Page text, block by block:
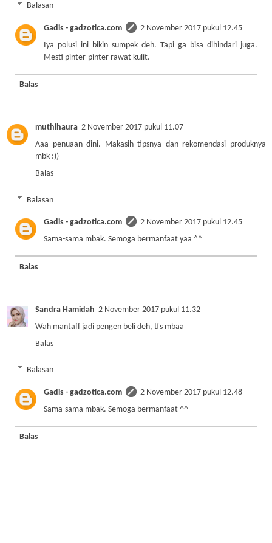
Balasan
Gadis - gadzotica.com
2 November 2017 pukul 12.45
Iya polusi ini bikin sumpek deh. Tapi ga bisa dihindari juga.
Mesti pinter-pinter rawat kulit.
Balas
muthihaura 2 November 2017 pukul 11.07
Aaa penuaan dini. Makasih tipsnya dan rekomendasi produknya
mbk :))
Balas
Balasan
Gadis - gadzotica.com
2 November 2017 pukul 12.45
Sama-sama mbak. Semoga bermanfaat yaa ^^
Balas
Sandra Hamidah 2 November 2017 pukul 11.32
Wah mantaff jadi pengen beli deh, tfs mbaa
Balas
Balasan
Gadis - gadzotica.com
2 November 2017 pukul 12.48
Sama-sama mbak. Semoga bermanfaat ^^
Balas